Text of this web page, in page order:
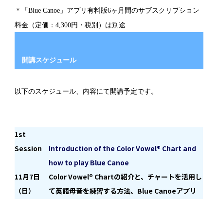
＊「Blue Canoe」アプリ有料版6ヶ月間のサブスクリプション
料金（定価：4,300円・税別）は別途
開講スケジュール
以下のスケジュール、内容にて開講予定です。
1st
Session
11月7日
（日）
Introduction of the Color Vowel® Chart and
how to play Blue Canoe
Color Vowel® Chartの紹介と、チャートを活用し
て英語母音を練習する方法、Blue Canoeアプリ